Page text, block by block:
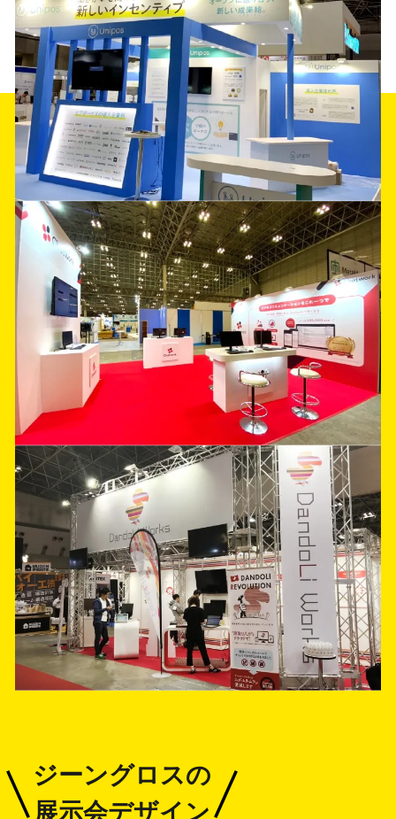
ジーングロスの
展示会デザイン